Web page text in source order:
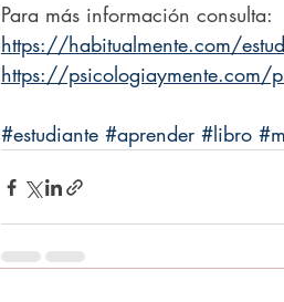
Para más información consulta:
https://habitualmente.com/
https://psicologiaymente.com/
#estudiante #aprender #libro